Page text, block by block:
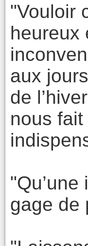
"Vouloir
heureux
aux
de
nous
gage de